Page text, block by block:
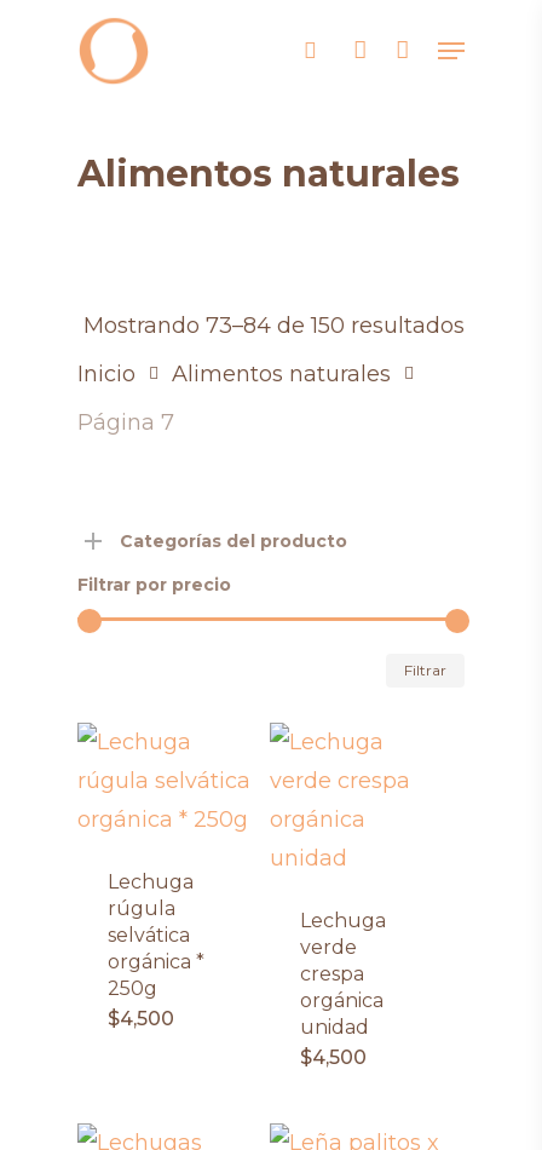
searchaccount
Menu
Alimentos naturales
Mostrando 73–84 de 150 resultados
Inicio
Alimentos naturales
Página 7
Categorías del producto
Filtrar por precio
Filtrar
Lechuga
rúgula
selvática
orgánica *
250g
$4,500
Lechuga
verde
crespa
orgánica
unidad
$4,500